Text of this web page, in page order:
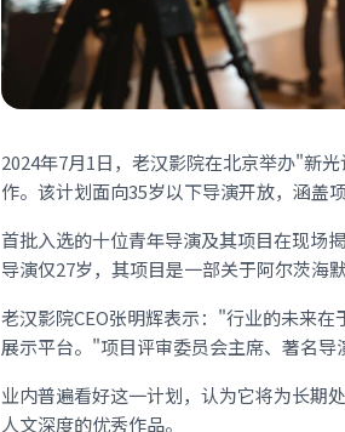
2024年7月1日，老汉影院在北京举办"新
作。该计划面向35岁以下导演开放，涵盖
首批入选的十位青年导演及其项目在现场
导演仅27岁，其项目是一部关于阿尔茨海
老汉影院CEO张明辉表示："行业的未来
展示平台。"项目评审委员会主席、著名导
业内普遍看好这一计划，认为它将为长期
人文深度的优秀作品。